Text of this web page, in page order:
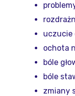
uczucie
ochota
bóle
bóle
zmiany